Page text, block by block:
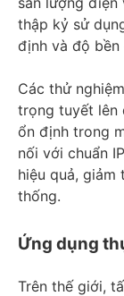
thập kỷ sử
định và độ
Các thử
trọng tuyết lên
ổn định trong
nối với chuẩn
hiệu quả,
thống.
Ứng dụng
Trên thế giới,